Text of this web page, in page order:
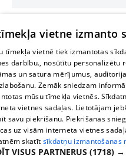
vietne izmanto
tīmekļa vietnē tiek izmantotas
darbību., nosūtītu personalizētu
un satura mērījumus,
Zemāk sniedzam
mūsu tīmekļa vietnēs.
vietnes sadaļas. Lietotājam
savu piekrišanu. Piekrišanas
uz visām interneta vietnes
skatīt sīkdatņu izmantošanas
VISUS PARTNERUS (1718) →